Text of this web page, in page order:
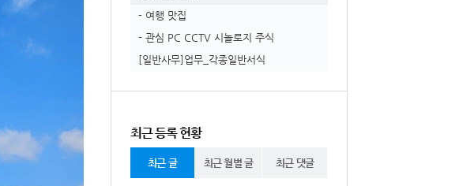
- 여행 맛집
- 관심 PC CCTV 시놀로지 주식
[일반사무]업무_각종일반서식
최근 등록 현황
최근 글 최근 월별 글 최근 댓글